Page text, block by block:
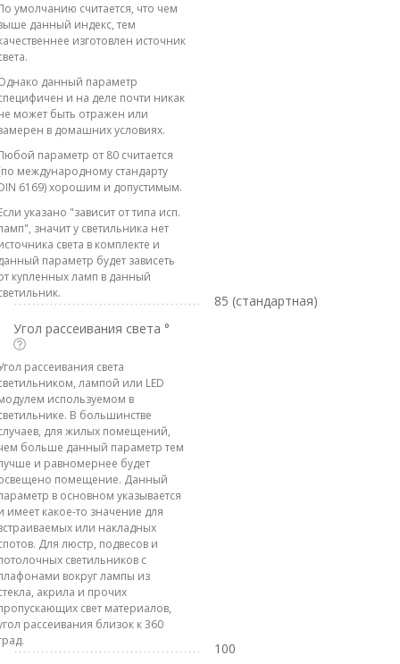
умолчанию считается, что чем
данный индекс, тем
изготовлен источник
данный параметр
и на деле почти никак
может быть отражен или
в домашних условиях.
параметр от 80 считается
международному стандарту
6169) хорошим и допустимым.
указано "зависит от типа исп.
значит у светильника нет
света в комплекте и
параметр будет зависеть
купленных ламп в данный
85 (стандартная)
Угол рассеивания света °
рассеивания света
лампой или LED
используемом в
В большинстве
для жилых помещений,
больше данный параметр тем
и равномернее будет
помещение. Данный
в основном указывается
имеет какое-то значение для
или накладных
Для люстр, подвесов и
светильников с
вокруг лампы из
акрила и прочих
свет материалов,
рассеивания близок к 360
100